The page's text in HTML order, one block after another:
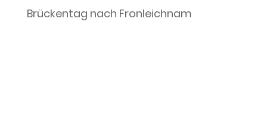
Brückentag nach Fronleichnam